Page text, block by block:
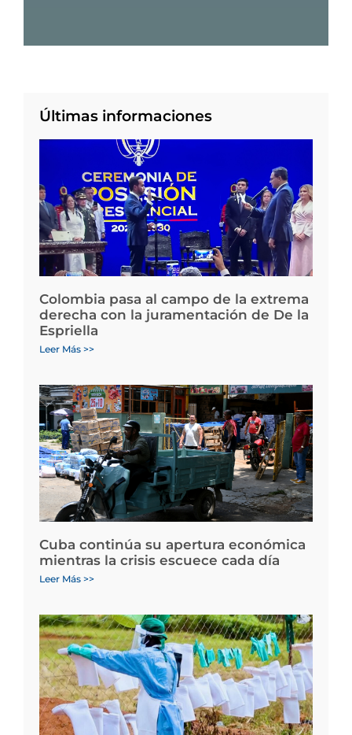
Últimas informaciones
Colombia pasa al campo de la extrema
derecha con la juramentación de De la
Espriella
Leer Más >>
Cuba continúa su apertura económica
mientras la crisis escuece cada día
Leer Más >>